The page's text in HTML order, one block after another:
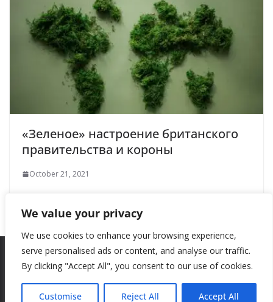
We value your privacy
We use cookies to enhance your browsing experience,
serve personalised ads or content, and analyse our traffic.
By clicking "Accept All", you consent to our use of cookies.
Customise Reject All Accept All
«Зеленое» настроение британского
правительства и короны
October 21, 2021
Theme:ColorMag by ThemeGrill. Powered byWordPress